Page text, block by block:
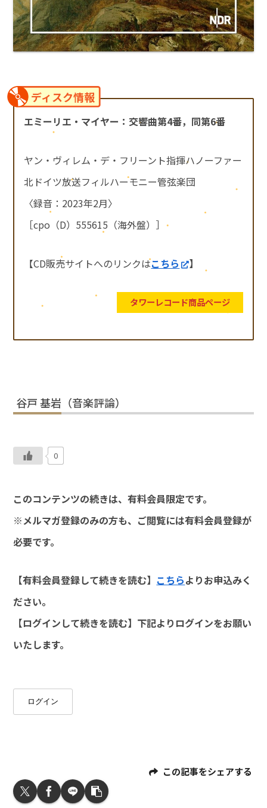
ディスク情報
エミーリエ・マイヤー：交響曲第4番，同第6番
ヤン・ヴィレム・デ・フリーント指揮ハノーファー
北ドイツ放送フィルハーモニー管弦楽団
〈録音：2023年2月〉
［cpo（D）555615（海外盤）］
【CD販売サイトへのリンクはこちら 】
タワーレコード商品ページ
谷戸 基岩（音楽評論）
0
このコンテンツの続きは、有料会員限定です。
※メルマガ登録のみの方も、ご閲覧には有料会員登録が
必要です。
【有料会員登録して続きを読む】 こちらよりお申込みく
ださい。
【ログインして続きを読む】下記よりログインをお願い
いたします。
ログイン
この記事をシェアする